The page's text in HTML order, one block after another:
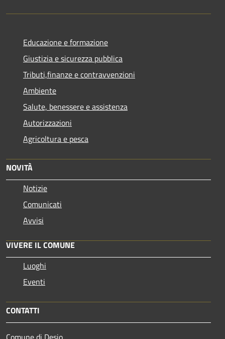
Educazione e formazione
Giustizia e sicurezza pubblica
Tributi,finanze e contravvenzioni
Ambiente
Salute, benessere e assistenza
Autorizzazioni
Agricoltura e pesca
NOVITÀ
Notizie
Comunicati
Avvisi
VIVERE IL COMUNE
Luoghi
Eventi
CONTATTI